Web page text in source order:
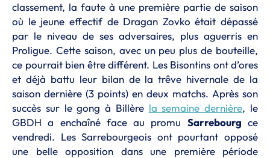
classement, la faute à une première partie de saison
où le jeune effectif de Dragan Zovko était dépassé
par le niveau de ses adversaires, plus aguerris en
Proligue. Cette saison, avec un peu plus de bouteille,
ce pourrait bien être différent. Les Bisontins ont d’ores
et déjà battu leur bilan de la trêve hivernale de la
saison dernière (3 points) en deux matchs. Après son
succès sur le gong à Billère la semaine dernière, le
GBDH a enchaîné face au promu Sarrebourg ce
vendredi. Les Sarrebourgeois ont pourtant opposé
une belle opposition dans une première période